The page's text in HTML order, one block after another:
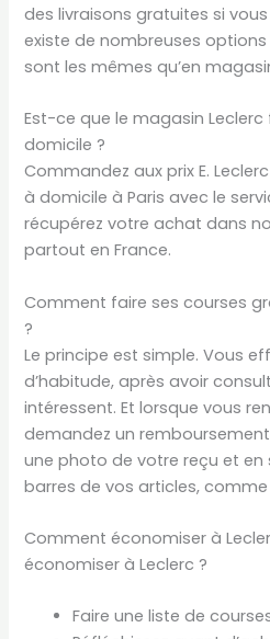
des livraisons gratuites si
existe de nombreuses
sont les mêmes qu’en
Est-ce que le magasin
domicile ?
Commandez aux prix E.
à domicile à Paris avec le
récupérez votre achat dans
partout en France.
Comment faire ses courses
?
Le principe est simple. Vous
d’habitude, après avoir
intéressent. Et lorsque vous
demandez un
une photo de votre reçu et
barres de vos articles,
Comment économiser à
économiser à Leclerc ?
Faire une liste de